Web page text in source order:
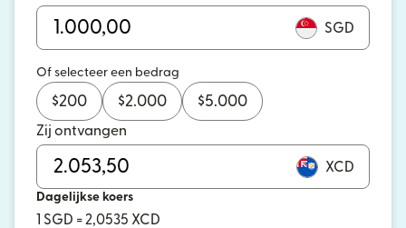
SGD
Of selecteer een bedrag
$200 $2.000 $5.000
Zij ontvangen
XCD
Dagelijkse koers
1 SGD = 2,0535 XCD